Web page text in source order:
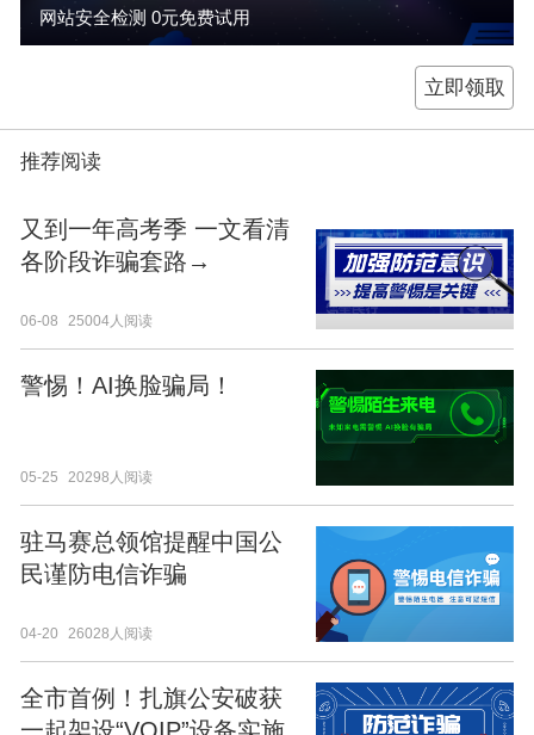
网站安全检测 0元免费试用
立即领取
推荐阅读
又到一年高考季 一文看清
各阶段诈骗套路→
06-08 25004人阅读
警惕！AI换脸骗局！
05-25 20298人阅读
驻马赛总领馆提醒中国公
民谨防电信诈骗
04-20 26028人阅读
全市首例！扎旗公安破获